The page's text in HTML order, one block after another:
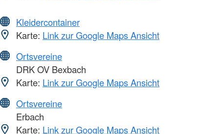
Kleidercontainer
Karte: Link zur Google Maps Ansicht
Ortsvereine
DRK OV Bexbach
Karte: Link zur Google Maps Ansicht
Ortsvereine
Erbach
Karte: Link zur Google Maps Ansicht